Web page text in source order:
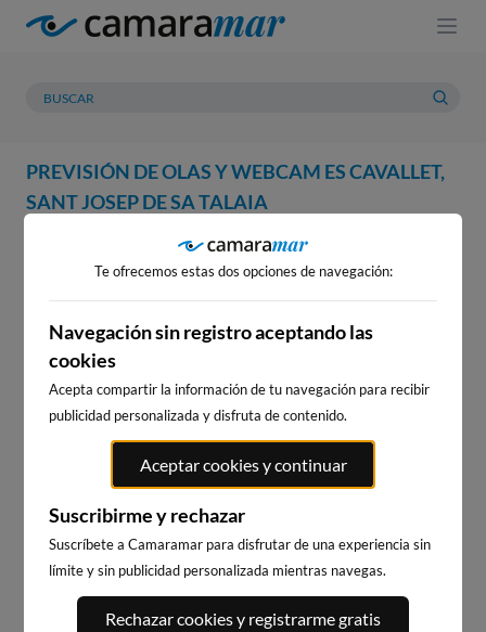
PREVISIÓN DE OLAS Y WEBCAM ES CAVALLET,
SANT JOSEP DE SA TALAIA
PREVISIÓN METEOROLOGÍA
WEBCAM ES CAVALLET, SANT
JOSEP DE SA TALAIA
WEBCAMS CERCANAS
PLAYA DE LA GRAVA PORT ANDRATX
Te ofrecemos estas dos opciones de navegación:
Navegación sin registro aceptando las
cookies
Acepta compartir la información de tu navegación para recibir
publicidad personalizada y disfruta de contenido.
Aceptar cookies y continuar
Suscribirme y rechazar
Suscríbete a Camaramar para disfrutar de una experiencia sin
límite y sin publicidad personalizada mientras navegas.
Rechazar cookies y registrarme gratis